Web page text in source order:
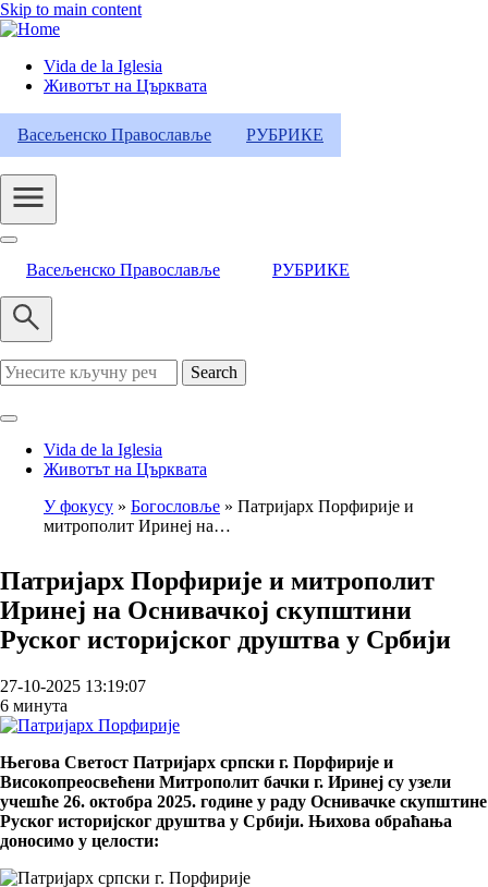
Skip to main content
Header
Category
Menu
Vida de la Iglesia
Животът на Църквата
Васељенско Православље РУБРИКЕ
Васељенско Православље РУБРИКЕ
Search
Vida de la Iglesia
Животът на Църквата
Breadcrumb
У фокусу Богословље
Патријарх Порфирије и
митрополит Иринеј на…
Патријарх Порфирије и митрополит
Иринеј на Оснивачкој скупштини
Руског историјског друштва у Србији
27-10-2025 13:19:07
6 минута
Његова Светост Патријарх српски г. Порфирије и
Високопреосвећени Митрополит бачки г. Иринеј су узели
учешће 26. октобра 2025. године у раду Оснивачке скупштине
Руског историјског друштва у Србији. Њихова обраћања
доносимо у целости: